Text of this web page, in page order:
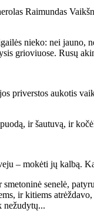
Raimundas
nieko: nei jauno,
grioviuose. Rusų
aukotis
ir šautuvą, ir
– mokėti jų kalbą.
senelė,
ir kitiems
nežudytų...